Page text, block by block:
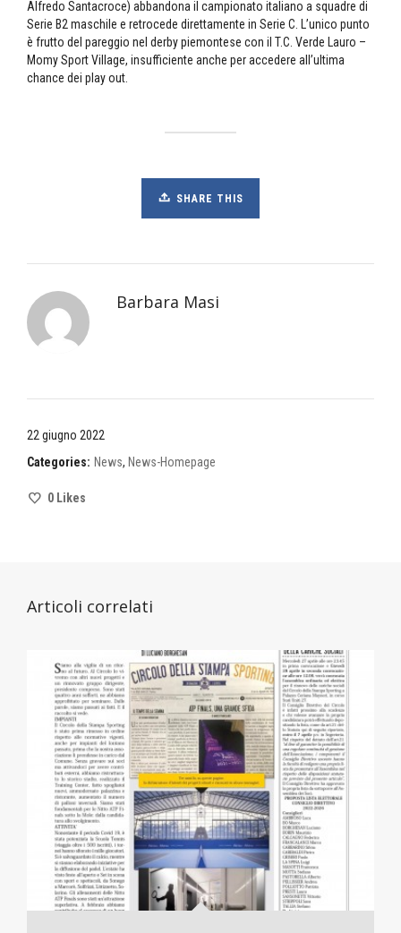
Alfredo Santacroce) abbandona il campionato italiano a squadre di
Serie B2 maschile e retrocede direttamente in Serie C. L’unico punto
è frutto del pareggio nel derby piemontese con il T.C. Verde Lauro –
Momy Sport Village, insufficiente anche per accedere all’ultima
chance dei play out.
SHARE THIS
Barbara Masi
22 giugno 2022
Categories: News, News-Homepage
0 Likes
Articoli correlati